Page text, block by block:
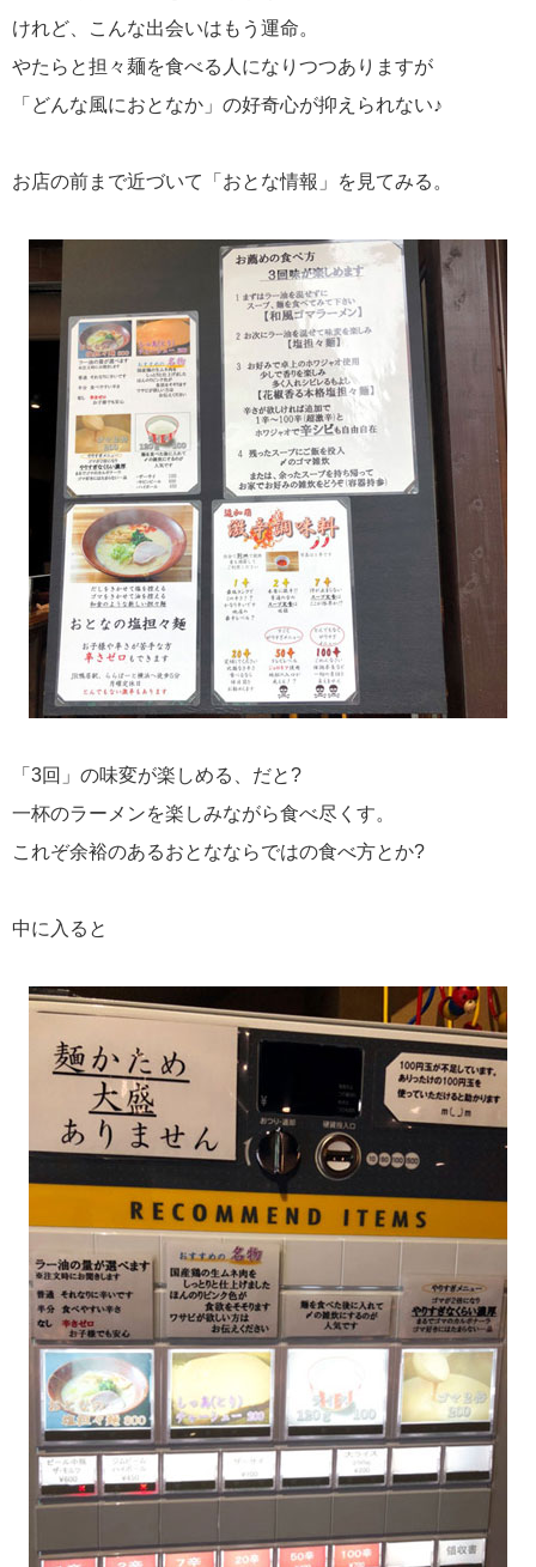
けれど、こんな出会いはもう運命。
やたらと担々麺を食べる人になりつつありますが
「どんな風におとなか」の好奇心が抑えられない♪
お店の前まで近づいて「おとな情報」を見てみる。
「3回」の味変が楽しめる、だと?
一杯のラーメンを楽しみながら食べ尽くす。
これぞ余裕のあるおとなならではの食べ方とか?
中に入ると